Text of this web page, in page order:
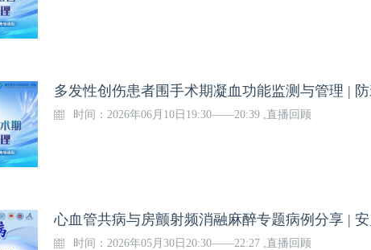
时间：2026年06月10日19:30——20:39 ,直播回顾
时间：2026年05月30日20:30——22:27 ,直播回顾